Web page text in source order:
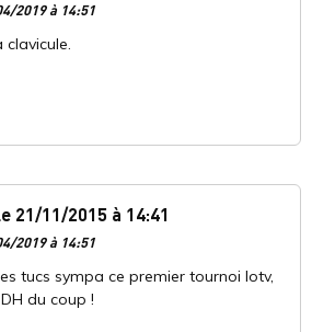
2019 à 14:51
clavicule.
21/11/2015 à 14:41
2019 à 14:51
tucs sympa ce premier tournoi lotv,
du coup !